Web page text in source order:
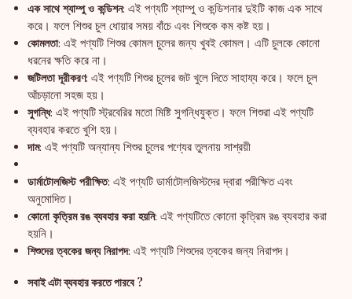
এক সাথে শ্যাম্পু ও কন্ডিশন: এই পণ্যটি শ্যাম্পু ও কন্ডিশনার দুইটি কাজ এক সাথে
করে। ফলে শিশুর চুল ধোয়ার সময় বাঁচে এবং শিশুকে কম কষ্ট হয়।
কোমলতা: এই পণ্যটি শিশুর কোমল চুলের জন্য খুবই কোমল। এটি চুলকে কোনো
ধরনের ক্ষতি করে না।
জটিলতা দূরীকরণ: এই পণ্যটি শিশুর চুলের জট খুলে দিতে সাহায্য করে। ফলে চুল
আঁচড়ানো সহজ হয়।
সুগন্ধি: এই পণ্যটি স্ট্রবেরির মতো মিষ্টি সুগন্ধিযুক্ত। ফলে শিশুরা এই পণ্যটি
ব্যবহার করতে খুশি হয়।
দাম: এই পণ্যটি অন্যান্য শিশুর চুলের পণ্যের তুলনায় সাশ্রয়ী
ডার্মাটোলজিস্ট পরীক্ষিত: এই পণ্যটি ডার্মাটোলজিস্টদের দ্বারা পরীক্ষিত এবং
অনুমোদিত।
কোনো কৃত্রিম রঙ ব্যবহার করা হয়নি: এই পণ্যটিতে কোনো কৃত্রিম রঙ ব্যবহার করা
হয়নি।
শিশুদের ত্বকের জন্য নিরাপদ: এই পণ্যটি শিশুদের ত্বকের জন্য নিরাপদ।
সবাই এটা ব্যবহার করতে পারবে ?